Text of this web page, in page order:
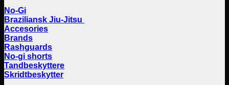
No-Gi
Braziliansk Jiu-Jitsu
Accesories
Brands
Rashguards
No-gi shorts
Tandbeskyttere
Skridtbeskytter